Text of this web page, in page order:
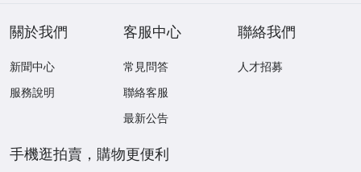
關於我們
新聞中心
服務說明
客服中心
常見問答
聯絡客服
最新公告
聯絡我們
人才招募
手機逛拍賣，購物更便利